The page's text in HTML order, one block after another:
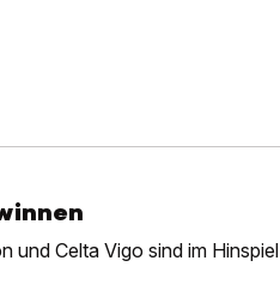
und Celta Vigo sind im Hinspiel